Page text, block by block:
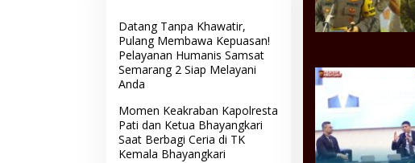
Datang Tanpa Khawatir,
Pulang Membawa Kepuasan!
Pelayanan Humanis Samsat
Semarang 2 Siap Melayani
Anda
Momen Keakraban Kapolresta
Pati dan Ketua Bhayangkari
Saat Berbagi Ceria di TK
Kemala Bhayangkari